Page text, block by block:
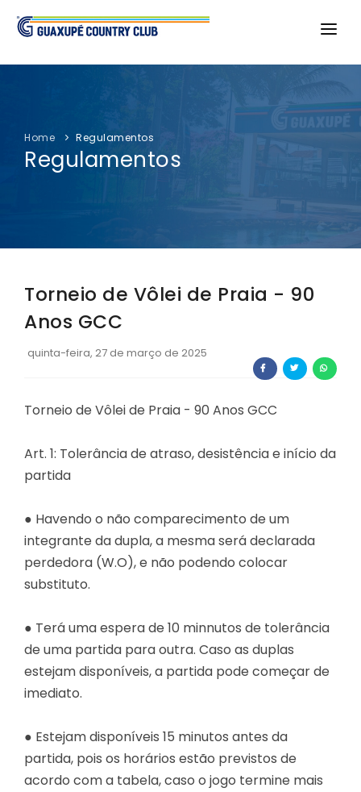
ÁREA DO ASSOCIADO
CAMPEONATOS
FOTOS
SERVIÇOS
PORTAL TRANSPARÊNCIA
Home Regulamentos
Regulamentos
Torneio de Vôlei de Praia - 90
Anos GCC
quinta-feira, 27 de março de 2025
Torneio de Vôlei de Praia - 90 Anos GCC
Art. 1: Tolerância de atraso, desistência e início da
partida
● Havendo o não comparecimento de um
integrante da dupla, a mesma será declarada
perdedora (W.O), e não podendo colocar
substituto.
● Terá uma espera de 10 minnutos de tolerância
de uma partida para outra. Caso as duplas
estejam disponíveis, a partida pode começar de
imediato.
● Estejam disponíveis 15 minutos antes da
partida, pois os horários estão previstos de
acordo com a tabela, caso o jogo termine mais